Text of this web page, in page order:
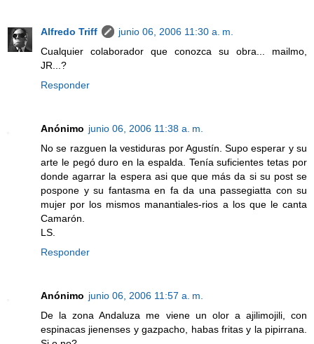
Alfredo Triff
junio 06, 2006 11:30 a. m.
Cualquier colaborador que conozca su obra... mailmo,
JR...?
Responder
Anónimo junio 06, 2006 11:38 a. m.
No se razguen la vestiduras por Agustín. Supo esperar y su
arte le pegó duro en la espalda. Tenía suficientes tetas por
donde agarrar la espera asi que que más da si su post se
pospone y su fantasma en fa da una passegiatta con su
mujer por los mismos manantiales-rios a los que le canta
Camarón.
LS.
Responder
Anónimo junio 06, 2006 11:57 a. m.
De la zona Andaluza me viene un olor a ajilimojili, con
espinacas jienenses y gazpacho, habas fritas y la pipirrana.